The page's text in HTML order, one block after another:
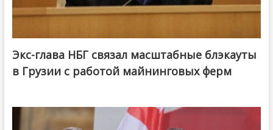
Экс-глава НБГ связал масштабные блэкауты
в Грузии с работой майнинговых ферм